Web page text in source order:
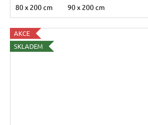
80 x 200 cm 90 x 200 cm
AKCE
SKLADEM